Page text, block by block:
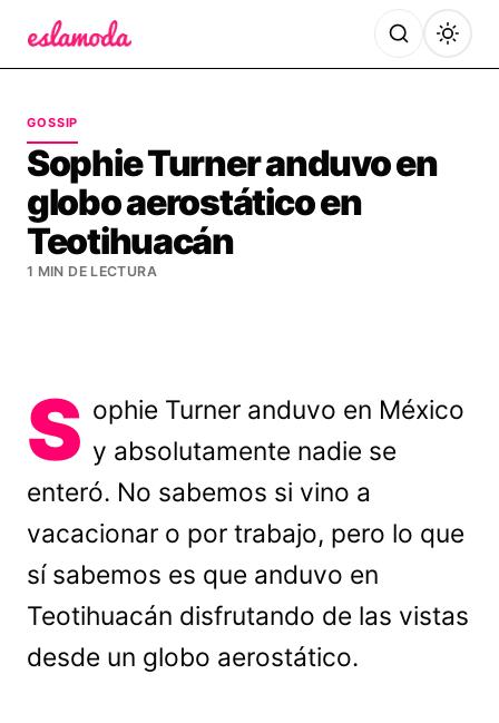
GOSSIP
Sophie Turner anduvo en
globo aerostático en
Teotihuacán
1 MIN DE LECTURA
S ophie Turner anduvo en México
y absolutamente nadie se
enteró. No sabemos si vino a
vacacionar o por trabajo, pero lo que
sí sabemos es que anduvo en
Teotihuacán disfrutando de las vistas
desde un globo aerostático.